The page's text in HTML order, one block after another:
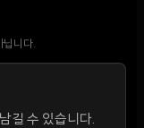
닙니다.
길 수 있습니다.